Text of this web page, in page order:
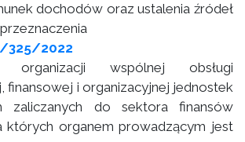
dochodów oraz ustalenia źródeł
325/2022
organizacji wspólnej obsługi
finansowej i organizacyjnej jednostek
zaliczanych do sektora finansów
których organem prowadzącym jest